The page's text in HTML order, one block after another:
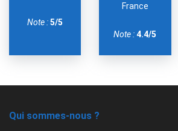
Note :5/5
France
Note : 4.4/5
Qui sommes-nous ?